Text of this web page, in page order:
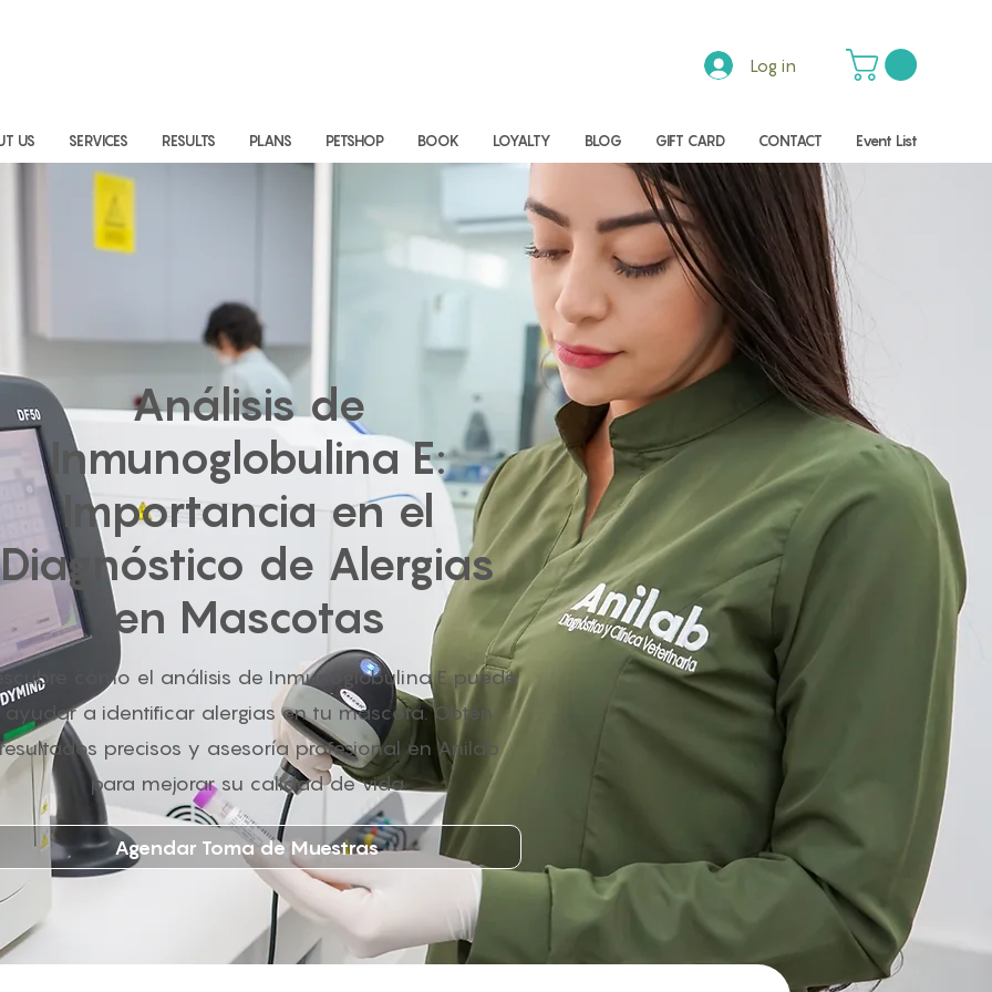
Log in
US SERVICES RESULTS PLANS PETSHOP BOOK LOYALTY BLOG GIFT CARD CONTACT Event List
Análisis de
Inmunoglobulina E:
Importancia en el
Diagnóstico de Alergias
en Mascotas
cómo el análisis de Inmunoglobulina E puede
ayudar a identificar alergias en tu mascota. Obtén
precisos y asesoría profesional en Anilab
para mejorar su calidad de vida.
Agendar Toma de Muestras